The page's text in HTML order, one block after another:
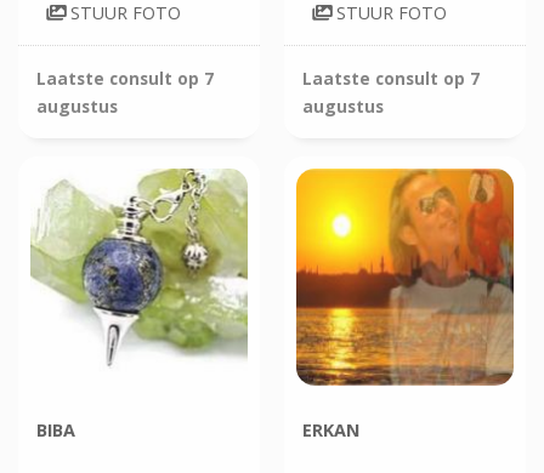
STUUR FOTO
Laatste consult op 7
augustus
STUUR FOTO
Laatste consult op 7
augustus
BIBA ERKAN